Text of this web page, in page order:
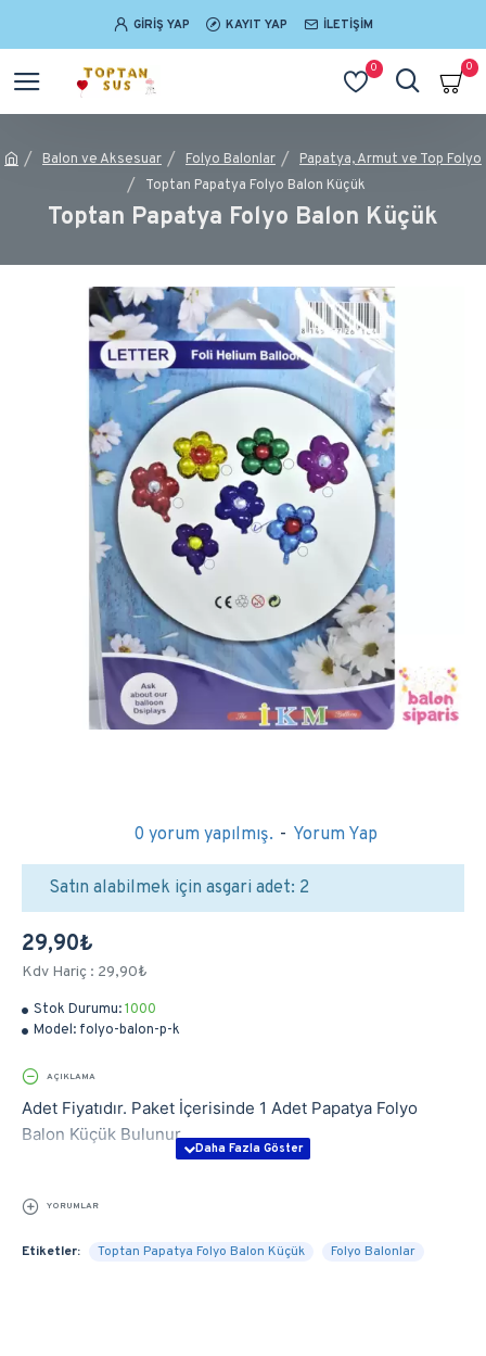
GIRIŞ YAP KAYIT YAP İLETIŞIM
0 0
Balon ve Aksesuar Folyo Balonlar
Papatya, Armut ve Top Folyo
Toptan Papatya Folyo Balon Küçük
Toptan Papatya Folyo Balon Küçük
Stok Durumu:1000
Model: folyo-balon-p-k
0 yorum yapılmış. - Yorum Yap
29,90₺
Kdv Hariç : 29,90₺
Satın alabilmek için asgari adet: 2
AÇIKLAMA
Adet Fiyatıdır. Paket İçerisinde 1 Adet Papatya Folyo
Balon Küçük Bulunur.
YORUMLAR
Etiketler: Toptan Papatya Folyo Balon Küçük Folyo Balonlar